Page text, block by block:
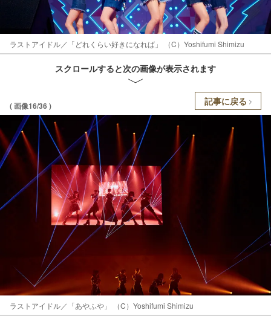
ラストアイドル／「どれくらい好きになれば」 （C）Yoshifumi Shimizu
スクロールすると次の画像が表示されます
( 画像16/36 ) 記事に戻る
ラストアイドル／「あやふや」 （C）Yoshifumi Shimizu